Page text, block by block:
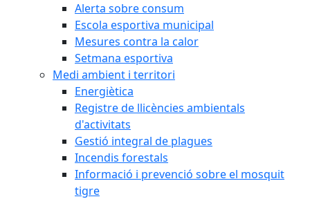
Alerta sobre consum
Escola esportiva municipal
Mesures contra la calor
Setmana esportiva
Medi ambient i territori
Energiètica
Registre de llicències ambientals
d'activitats
Gestió integral de plagues
Incendis forestals
Informació i prevenció sobre el mosquit
tigre